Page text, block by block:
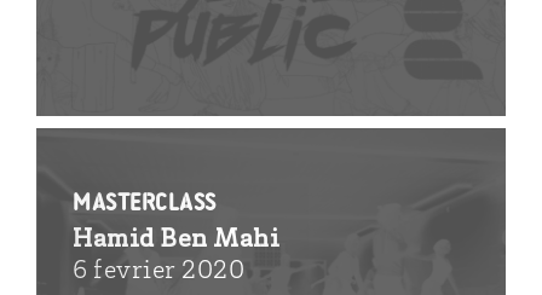
MasterClass
Hamid Ben Mahi
6 fevrier 2020